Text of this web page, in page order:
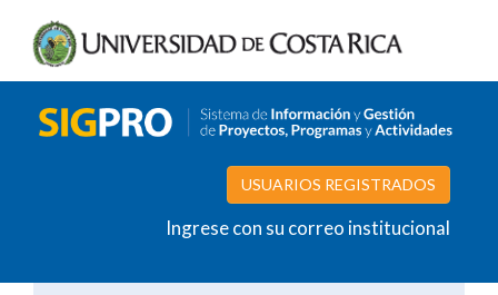
USUARIOS REGISTRADOS
Ingrese con su correo institucional